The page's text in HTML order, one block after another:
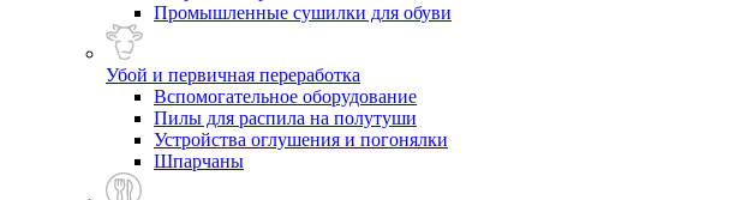
Промышленные сушилки для обуви
Убой и первичная переработка
Вспомогательное оборудование
Пилы для распила на полутуши
Устройства оглушения и погонялки
Шпарчаны